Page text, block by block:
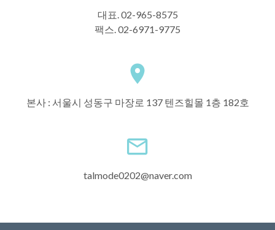
대표. 02-965-8575
팩스. 02-6971-9775
본사 : 서울시 성동구 마장로 137 텐즈힐몰 1층 182호
talmode0202@naver.com